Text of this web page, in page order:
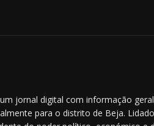
jornal digital com informação
para o distrito de Beja.